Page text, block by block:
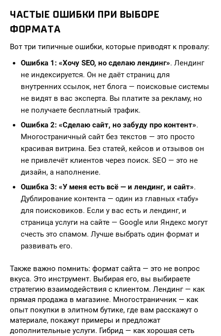
ЧАСТЫЕ ОШИБКИ ПРИ ВЫБОРЕ
ФОРМАТА
Вот три типичные ошибки, которые приводят к провалу:
Ошибка 1: «Хочу SEO, но сделаю лендинг». Лендинг
не индексируется. Он не даёт страниц для
внутренних ссылок, нет блога — поисковые системы
не видят в вас эксперта. Вы платите за рекламу, но
не получаете бесплатный трафик.
Ошибка 2: «Сделаю сайт, но забуду про контент».
Многостраничный сайт без текстов — это просто
красивая витрина. Без статей, кейсов и отзывов он
не привлечёт клиентов через поиск. SEO — это не
дизайн, а наполнение.
Ошибка 3: «У меня есть всё — и лендинг, и сайт».
Дублирование контента — один из главных «табу»
для поисковиков. Если у вас есть и лендинг, и
страница услуги на сайте — Google или Яндекс могут
счесть это спамом. Лучше выбрать один формат и
развивать его.
Также важно помнить: формат сайта — это не вопрос
вкуса. Это инструмент. Выбирая его, вы выбираете
стратегию взаимодействия с клиентом. Лендинг — как
прямая продажа в магазине. Многостраничник — как
опыт покупки в элитном бутике, где вам расскажут о
материале, покажут примеры и предложат
дополнительные услуги. Гибрид — как хорошая сеть